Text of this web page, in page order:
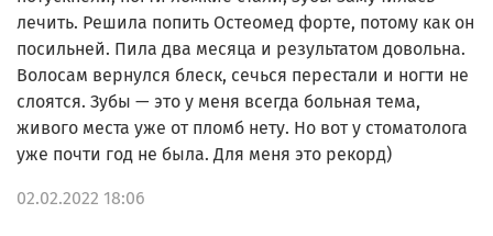
лечить. Решила попить Остеомед форте, потому как он
посильней. Пила два месяца и результатом довольна.
Волосам вернулся блеск, сечься перестали и ногти не
слоятся. Зубы — это у меня всегда больная тема,
живого места уже от пломб нету. Но вот у стоматолога
уже почти год не была. Для меня это рекорд)
02.02.2022 18:06